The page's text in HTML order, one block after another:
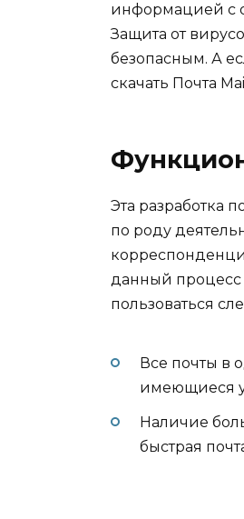
информацией с
Защита от
безопасным. А
скачать Почта
Эта разработка
по роду
данный процесс
пользоваться
Все почты в
имеющиеся у
Наличие
быстрая